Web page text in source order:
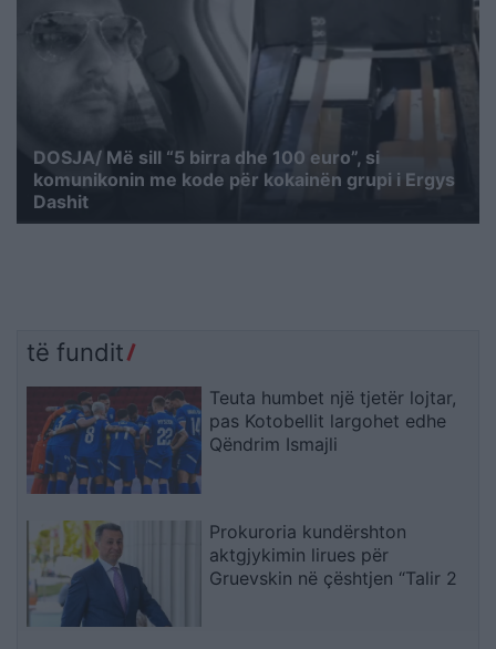
DOSJA/ Më sill “5 birra dhe 100 euro”, si
komunikonin me kode për kokainën grupi i Ergys
Dashit
të fundit
Teuta humbet një tjetër lojtar,
pas Kotobellit largohet edhe
Qëndrim Ismajli
Prokuroria kundërshton
aktgjykimin lirues për
Gruevskin në çështjen “Talir 2